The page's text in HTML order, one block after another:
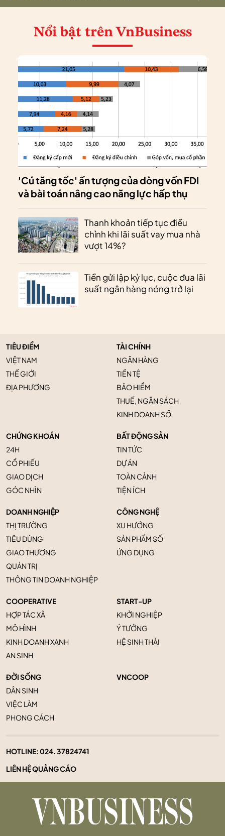
Nổi bật trên VnBusiness
'Cú tăng tốc' ấn tượng của dòng vốn FDI
và bài toán nâng cao năng lực hấp thụ
Thanh khoản tiếp tục điều
chỉnh khi lãi suất vay mua nhà
vượt 14%?
Tiền gửi lập kỷ lục, cuộc đua lãi
suất ngân hàng nóng trở lại
TIÊU ĐIỂM
VIỆT NAM
THẾ GIỚI
ĐỊA PHƯƠNG
TÀI CHÍNH
NGÂN HÀNG
TIỀN TỆ
BẢO HIỂM
THUẾ, NGÂN SÁCH
KINH DOANH SỐ
CHỨNG KHOÁN
24H
CỔ PHIẾU
GIAO DỊCH
GÓC NHÌN
BẤT ĐỘNG SẢN
TIN TỨC
DỰ ÁN
TOÀN CẢNH
TIỆN ÍCH
DOANH NGHIỆP
THỊ TRƯỜNG
TIÊU DÙNG
GIAO THƯƠNG
QUẢN TRỊ
THÔNG TIN DOANH NGHIỆP
CÔNG NGHỆ
XU HƯỚNG
SẢN PHẨM SỐ
ỨNG DỤNG
COOPERATIVE
HỢP TÁC XÃ
MÔ HÌNH
KINH DOANH XANH
AN SINH
START-UP
KHỞI NGHIỆP
Ý TƯỞNG
HỆ SINH THÁI
ĐỜI SỐNG
DÂN SINH
VIỆC LÀM
PHONG CÁCH
VNCOOP
HOTLINE:024. 37824741
LIÊN HỆ QUẢNG CÁO